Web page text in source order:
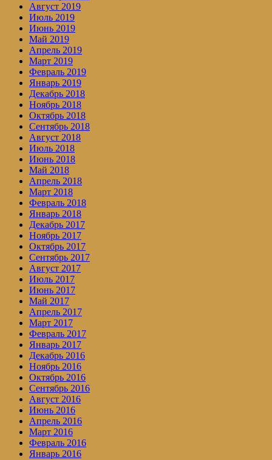
Август 2019
Июль 2019
Июнь 2019
Май 2019
Апрель 2019
Март 2019
Февраль 2019
Январь 2019
Декабрь 2018
Ноябрь 2018
Октябрь 2018
Сентябрь 2018
Август 2018
Июль 2018
Июнь 2018
Май 2018
Апрель 2018
Март 2018
Февраль 2018
Январь 2018
Декабрь 2017
Ноябрь 2017
Октябрь 2017
Сентябрь 2017
Август 2017
Июль 2017
Июнь 2017
Май 2017
Апрель 2017
Март 2017
Февраль 2017
Январь 2017
Декабрь 2016
Ноябрь 2016
Октябрь 2016
Сентябрь 2016
Август 2016
Июнь 2016
Апрель 2016
Март 2016
Февраль 2016
Январь 2016